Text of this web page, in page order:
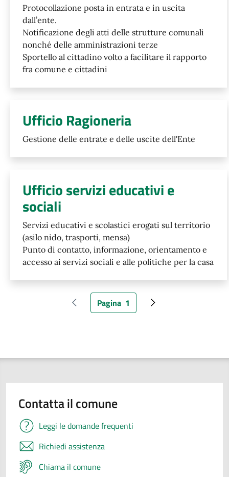
Protocollazione posta in entrata e in uscita
dall’ente.
Notificazione degli atti delle strutture comunali
nonché delle amministrazioni terze
Sportello al cittadino volto a facilitare il rapporto
fra comune e cittadini
Ufficio Ragioneria
Gestione delle entrate e delle uscite dell'Ente
Ufficio servizi educativi e
sociali
Servizi educativi e scolastici erogati sul territorio
(asilo nido, trasporti, mensa)
Punto di contatto, informazione, orientamento e
accesso ai servizi sociali e alle politiche per la casa
Pagina precedente
Pagina attuale
Pagina 1 Pagina successiva
Contatta il comune
Leggi le domande frequenti
Richiedi assistenza
Chiama il comune